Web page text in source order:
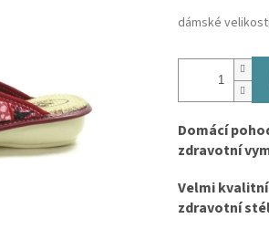
Měrná
cena:
dámské velikosti
Domácí
zdravotní
Velmi
zdravotní